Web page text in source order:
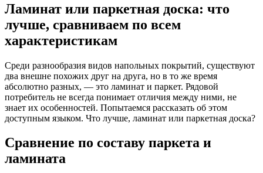
Ламинат или паркетная доска: что
лучше, сравниваем по всем
характеристикам
Среди разнообразия видов напольных покрытий, существуют
два внешне похожих друг на друга, но в то же время
абсолютно разных, — это ламинат и паркет. Рядовой
потребитель не всегда понимает отличия между ними, не
знает их особенностей. Попытаемся рассказать об этом
доступным языком. Что лучше, ламинат или паркетная доска?
Сравнение по составу паркета и
ламината